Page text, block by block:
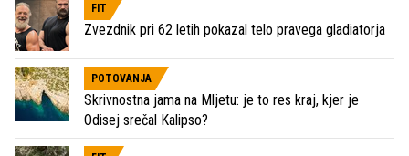
FIT
Zvezdnik pri 62 letih pokazal telo pravega gladiatorja
POTOVANJA
Skrivnostna jama na Mljetu: je to res kraj, kjer je
Odisej srečal Kalipso?